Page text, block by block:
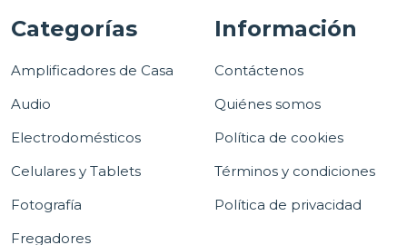
Categorías
Amplificadores de Casa
Audio
Electrodomésticos
Celulares y Tablets
Fotografía
Fregadores
Información
Contáctenos
Quiénes somos
Política de cookies
Términos y condiciones
Política de privacidad